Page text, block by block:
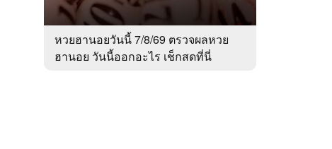
หวยฮานอยวันนี้ 7/8/69 ตรวจผลหวย
ฮานอย วันนี้ออกอะไร เช็กสดที่นี่